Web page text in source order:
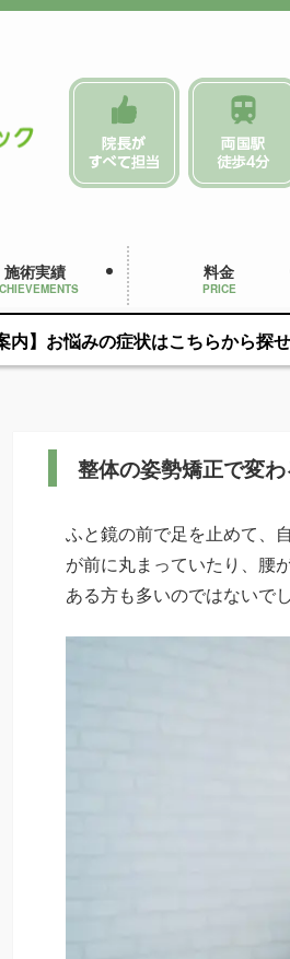
施術実績 料金
PRICE
内】お悩みの症状はこちらから探
整体の姿勢矯正で変
ふと鏡の前で足を止めて、
が前に丸まっていたり、腰
ある方も多いのではないでし